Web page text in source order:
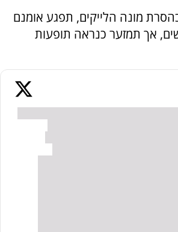
מונה הלייקים, תפגע אומנם
אך תמזער כנראה תופעות